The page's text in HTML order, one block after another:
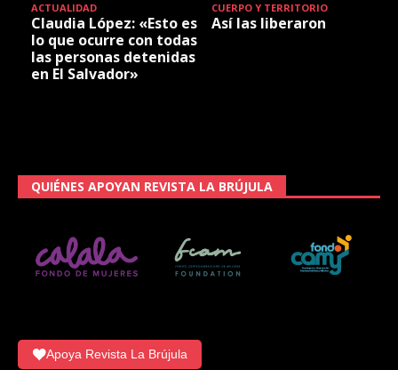
ACTUALIDAD
Claudia López: «Esto es
lo que ocurre con todas
las personas detenidas
en El Salvador»
CUERPO Y TERRITORIO
Así las liberaron
QUIÉNES APOYAN REVISTA LA BRÚJULA
Apoya Revista La Brújula